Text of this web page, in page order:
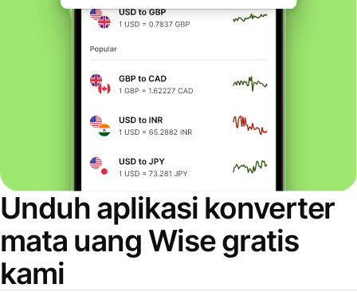
Unduh aplikasi konverter
mata uang Wise gratis
kami